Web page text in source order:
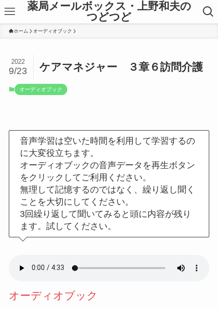
薬局メールボックス・上野和夫の
つどつど
ホーム オーディオブック
ケアマネジャー ３章６訪問介護
2022
9/23
オーディオブック
音声学習は空いた時間を利用して学習するの
に大変役立ちます。
オーディオブックの音声データを再生ボタン
をクリックしてご利用ください。
無理して記憶するのではなく、繰り返し聞く
ことを大切にしてください。
3回繰り返して聞いてみると頭に内容が残り
ます。試してください。
オーディオブック